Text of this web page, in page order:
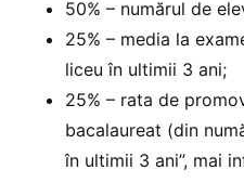
50% – numărul de
25% – media la
liceu în ultimii 3 ani;
25% – rata de
bacalaureat (din
în ultimii 3 ani”, mai